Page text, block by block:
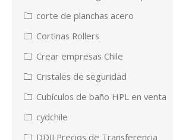
corte de planchas acero
Cortinas Rollers
Crear empresas Chile
Cristales de seguridad
Cubículos de baño HPL en venta
cydchile
DDJJ Precios de Transferencia